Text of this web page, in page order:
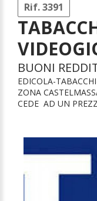
Rif. 3391
BUONI
EDICOLA-
ZONA
CEDE AD UN